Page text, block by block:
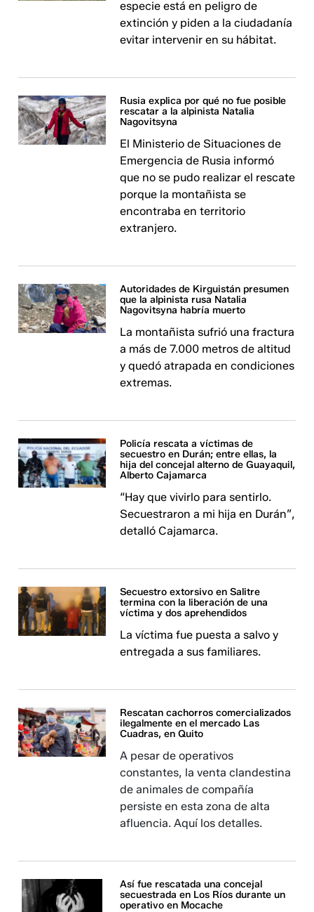
especie está en peligro de
extinción y piden a la ciudadanía
evitar intervenir en su hábitat.
Rusia explica por qué no fue posible
rescatar a la alpinista Natalia
Nagovitsyna
El Ministerio de Situaciones de
Emergencia de Rusia informó
que no se pudo realizar el rescate
porque la montañista se
encontraba en territorio
extranjero.
Autoridades de Kirguistán presumen
que la alpinista rusa Natalia
Nagovitsyna habría muerto
La montañista sufrió una fractura
a más de 7.000 metros de altitud
y quedó atrapada en condiciones
extremas.
Policía rescata a víctimas de
secuestro en Durán; entre ellas, la
hija del concejal alterno de Guayaquil,
Alberto Cajamarca
“Hay que vivirlo para sentirlo.
Secuestraron a mi hija en Durán”,
detalló Cajamarca.
Secuestro extorsivo en Salitre
termina con la liberación de una
víctima y dos aprehendidos
La víctima fue puesta a salvo y
entregada a sus familiares.
Rescatan cachorros comercializados
ilegalmente en el mercado Las
Cuadras, en Quito
A pesar de operativos
constantes, la venta clandestina
de animales de compañía
persiste en esta zona de alta
afluencia. Aquí los detalles.
Así fue rescatada una concejal
secuestrada en Los Ríos durante un
operativo en Mocache